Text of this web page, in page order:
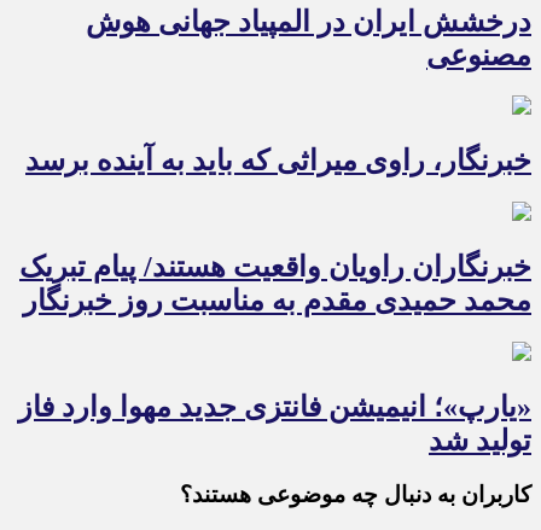
درخشش ایران در المپیاد جهانی هوش
مصنوعی
خبرنگار، راوی میراثی که باید به آینده برسد
خبرنگاران راویان واقعیت هستند/ پیام تبریک
محمد حمیدی مقدم به مناسبت روز خبرنگار
«یارپ»؛ انیمیشن فانتزی جدید مهوا وارد فاز
تولید شد
کاربران به دنبال چه موضوعی هستند؟